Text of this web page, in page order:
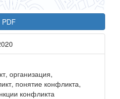
PDF
организация,
понятие конфликта,
конфликта